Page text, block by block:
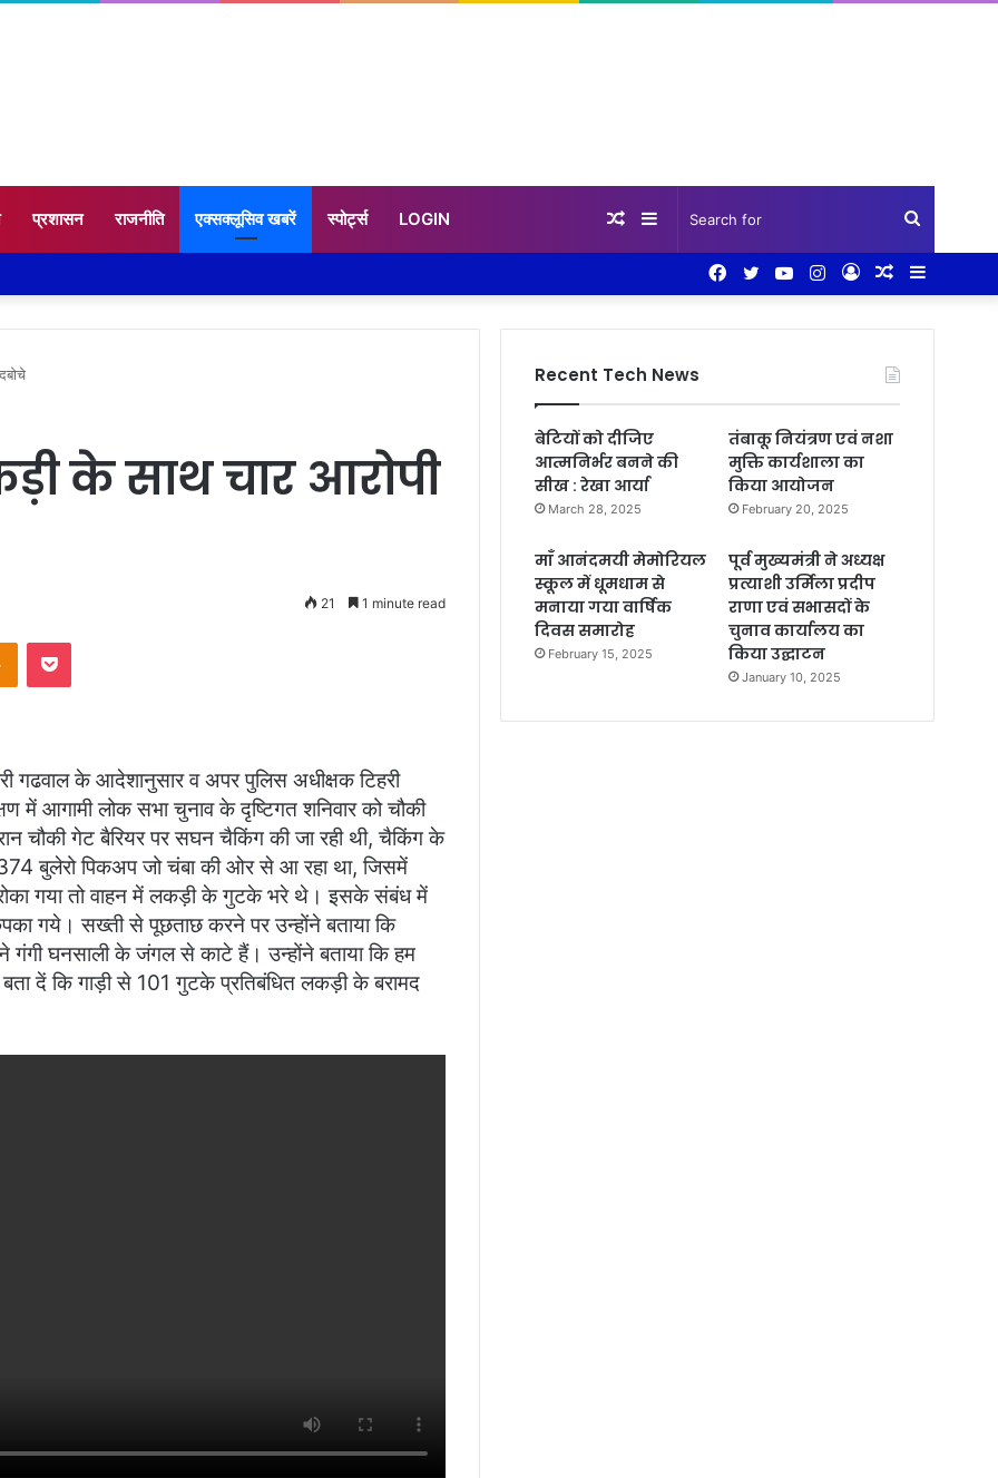
प्रशासन राजनीति एक्सक्लूसिव खबरें स्पोर्ट्स LOGIN Search
for
Sidebar
Random
Sidebar
Random
Log
Instagram
YouTube
Twitter
Facebook
के साथ चार आरोपी
21 1 minute read
Odnoklassniki
Pocket
गढवाल के आदेशानुसार व अपर पुलिस अधीक्षक टिहरी
में आगामी लोक सभा चुनाव के दृष्टिगत शनिवार को चौकी
गेट बैरियर पर सघन चैकिंग की जा रही थी, चैकिंग के
बुलेरो पिकअप जो चंबा की ओर से आ रहा था, जिसमें
गया तो वाहन में लकड़ी के गुटके भरे थे। इसके संबंध में
गये। सख्ती से पूछताछ करने पर उन्होंने बताया कि
घनसाली के जंगल से काटे हैं। उन्होंने बताया कि हम
दें कि गाड़ी से 101 गुटके प्रतिबंधित लकड़ी के बरामद
Recent Tech News
बेटियों को दीजिए
आत्मनिर्भर बनने की
सीख : रेखा आर्या
March 28, 2025
तंबाकू नियंत्रण एवं नशा
मुक्ति कार्यशाला का
किया आयोजन
February 20, 2025
माँ आनंदमयी मेमोरियल
स्कूल में धूमधाम से
मनाया गया वार्षिक
दिवस समारोह
February 15, 2025
पूर्व मुख्यमंत्री ने अध्यक्ष
प्रत्याशी उर्मिला प्रदीप
राणा एवं सभासदों के
चुनाव कार्यालय का
किया उद्घाटन
January 10, 2025